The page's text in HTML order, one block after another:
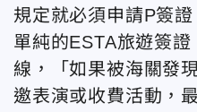
規定就必須申請P簽
單純的ESTA旅遊簽
線，「如果被海關發
邀表演或收費活動，